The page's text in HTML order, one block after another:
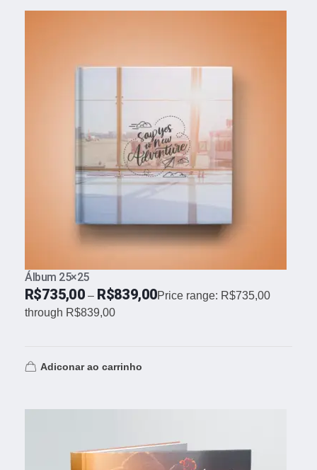
Álbum 25×25
R$735,00 – R$839,00Price range: R$735,00
through R$839,00
Adiconar ao carrinho